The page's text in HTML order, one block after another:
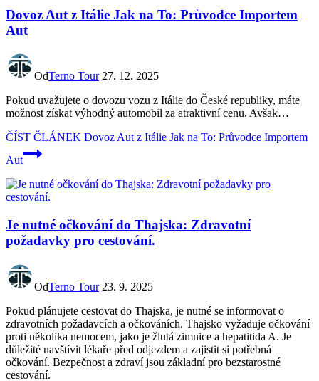
Dovoz Aut z Itálie Jak na To: Průvodce Importem
Aut
OdTerno Tour 27. 12. 2025
Pokud uvažujete o dovozu vozu z Itálie do České republiky, máte
možnost získat výhodný automobil za atraktivní cenu. Avšak…
ČÍST ČLÁNEK Dovoz Aut z Itálie Jak na To: Průvodce Importem
Aut
Je nutné očkování do Thajska: Zdravotní
požadavky pro cestování.
OdTerno Tour 23. 9. 2025
Pokud plánujete cestovat do Thajska, je nutné se informovat o
zdravotních požadavcích a očkováních. Thajsko vyžaduje očkování
proti několika nemocem, jako je žlutá zimnice a hepatitida A. Je
důležité navštívit lékaře před odjezdem a zajistit si potřebná
očkování. Bezpečnost a zdraví jsou základní pro bezstarostné
cestování.